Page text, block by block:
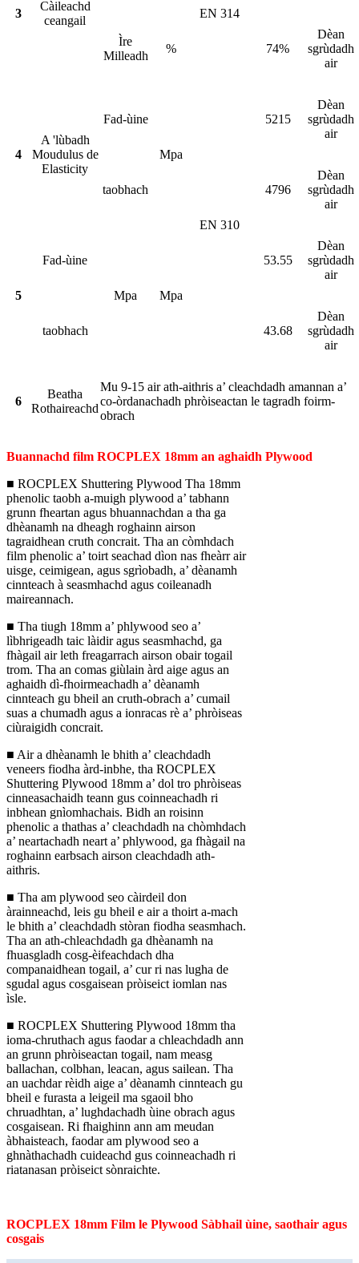
3
Càileachd
ceangail
EN 314
Ìre
Milleadh
% 74%
Dèan
sgrùdadh
air
4
A 'lùbadh
Moudulus de
Elasticity
Fad-ùine
Mpa
EN 310
5215
Dèan
sgrùdadh
air
taobhach 4796
Dèan
sgrùdadh
air
5
Fad-ùine
Mpa Mpa
53.55
Dèan
sgrùdadh
air
taobhach 43.68
Dèan
sgrùdadh
air
6
Beatha
Rothaireachd
Mu 9-15 air ath-aithris a’ cleachdadh amannan a’
co-òrdanachadh phròiseactan le tagradh foirm-
obrach
Buannachd film ROCPLEX 18mm an aghaidh Plywood
■ ROCPLEX Shuttering Plywood Tha 18mm
phenolic taobh a-muigh plywood a’ tabhann
grunn fheartan agus bhuannachdan a tha ga
dhèanamh na dheagh roghainn airson
tagraidhean cruth concrait. Tha an còmhdach
film phenolic a’ toirt seachad dìon nas fheàrr air
uisge, ceimigean, agus sgrìobadh, a’ dèanamh
cinnteach à seasmhachd agus coileanadh
maireannach.
■ Tha tiugh 18mm a’ phlywood seo a’
lìbhrigeadh taic làidir agus seasmhachd, ga
fhàgail air leth freagarrach airson obair togail
trom. Tha an comas giùlain àrd aige agus an
aghaidh dì-fhoirmeachadh a’ dèanamh
cinnteach gu bheil an cruth-obrach a’ cumail
suas a chumadh agus a ionracas rè a’ phròiseas
ciùraigidh concrait.
■ Air a dhèanamh le bhith a’ cleachdadh
veneers fiodha àrd-inbhe, tha ROCPLEX
Shuttering Plywood 18mm a’ dol tro phròiseas
cinneasachaidh teann gus coinneachadh ri
inbhean gnìomhachais. Bidh an roisinn
phenolic a thathas a’ cleachdadh na chòmhdach
a’ neartachadh neart a’ phlywood, ga fhàgail na
roghainn earbsach airson cleachdadh ath-
aithris.
■ Tha am plywood seo càirdeil don
àrainneachd, leis gu bheil e air a thoirt a-mach
le bhith a’ cleachdadh stòran fiodha seasmhach.
Tha an ath-chleachdadh ga dhèanamh na
fhuasgladh cosg-èifeachdach dha
companaidhean togail, a’ cur ri nas lugha de
sgudal agus cosgaisean pròiseict iomlan nas
ìsle.
■ ROCPLEX Shuttering Plywood 18mm tha
ioma-chruthach agus faodar a chleachdadh ann
an grunn phròiseactan togail, nam measg
ballachan, colbhan, leacan, agus sailean. Tha
an uachdar rèidh aige a’ dèanamh cinnteach gu
bheil e furasta a leigeil ma sgaoil bho
chruadhtan, a’ lughdachadh ùine obrach agus
cosgaisean. Ri fhaighinn ann am meudan
àbhaisteach, faodar am plywood seo a
ghnàthachadh cuideachd gus coinneachadh ri
riatanasan pròiseict sònraichte.
ROCPLEX 18mm Film le Plywood Sàbhail ùine, saothair agus
cosgais